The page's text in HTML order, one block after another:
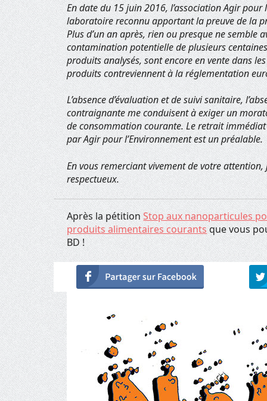
En date du 15 juin 2016, l’association Agir
laboratoire reconnu apportant la preuve de la
Plus d’un an après, rien ou presque ne semble
contamination potentielle de plusieurs
produits analysés, sont encore en vente dans
produits contreviennent à la réglementation
L’absence d’évaluation et de suivi sanitaire,
contraignante me conduisent à exiger un
de consommation courante. Le retrait
par Agir pour l’Environnement est un préalable.
En vous remerciant vivement de votre attention,
respectueux.
Après la pétitionStop aux nanoparticules
produits alimentaires courantsque vous
BD !